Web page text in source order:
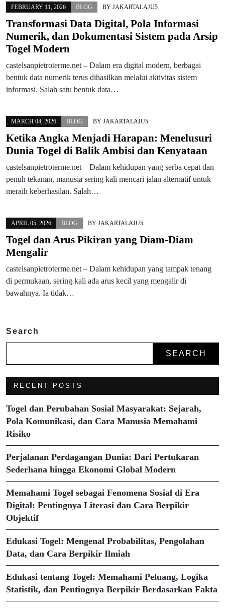
FEBRUARY 11, 2026 BLOG BY JAKARTALAJU5
Transformasi Data Digital, Pola Informasi
Numerik, dan Dokumentasi Sistem pada Arsip
Togel Modern
castelsanpietroterme.net – Dalam era digital modern, berbagai
bentuk data numerik terus dihasilkan melalui aktivitas sistem
informasi. Salah satu bentuk data…
MARCH 04, 2026 BLOG BY JAKARTALAJU5
Ketika Angka Menjadi Harapan: Menelusuri
Dunia Togel di Balik Ambisi dan Kenyataan
castelsanpietroterme.net – Dalam kehidupan yang serba cepat dan
penuh tekanan, manusia sering kali mencari jalan alternatif untuk
meraih keberhasilan. Salah…
APRIL 05, 2026 BLOG BY JAKARTALAJU5
Togel dan Arus Pikiran yang Diam-Diam
Mengalir
castelsanpietroterme.net – Dalam kehidupan yang tampak tenang
di permukaan, sering kali ada arus kecil yang mengalir di
bawahnya. Ia tidak…
Search
SEARCH
RECENT POSTS
Togel dan Perubahan Sosial Masyarakat: Sejarah,
Pola Komunikasi, dan Cara Manusia Memahami
Risiko
Perjalanan Perdagangan Dunia: Dari Pertukaran
Sederhana hingga Ekonomi Global Modern
Memahami Togel sebagai Fenomena Sosial di Era
Digital: Pentingnya Literasi dan Cara Berpikir
Objektif
Edukasi Togel: Mengenal Probabilitas, Pengolahan
Data, dan Cara Berpikir Ilmiah
Edukasi tentang Togel: Memahami Peluang, Logika
Statistik, dan Pentingnya Berpikir Berdasarkan Fakta